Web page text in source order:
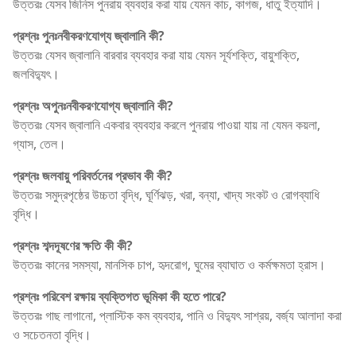
উত্তরঃ যেসব জিনিস পুনরায় ব্যবহার করা যায় যেমন কাচ, কাগজ, ধাতু ইত্যাদি।
প্রশ্নঃ পুনঃনবীকরণযোগ্য জ্বালানি কী?
উত্তরঃ যেসব জ্বালানি বারবার ব্যবহার করা যায় যেমন সূর্যশক্তি, বায়ুশক্তি,
জলবিদ্যুৎ।
প্রশ্নঃ অপুনঃনবীকরণযোগ্য জ্বালানি কী?
উত্তরঃ যেসব জ্বালানি একবার ব্যবহার করলে পুনরায় পাওয়া যায় না যেমন কয়লা,
গ্যাস, তেল।
প্রশ্নঃ জলবায়ু পরিবর্তনের প্রভাব কী কী?
উত্তরঃ সমুদ্রপৃষ্ঠের উচ্চতা বৃদ্ধি, ঘূর্ণিঝড়, খরা, বন্যা, খাদ্য সংকট ও রোগব্যাধি
বৃদ্ধি।
প্রশ্নঃ শব্দদূষণের ক্ষতি কী কী?
উত্তরঃ কানের সমস্যা, মানসিক চাপ, হৃদরোগ, ঘুমের ব্যাঘাত ও কর্মক্ষমতা হ্রাস।
প্রশ্নঃ পরিবেশ রক্ষায় ব্যক্তিগত ভূমিকা কী হতে পারে?
উত্তরঃ গাছ লাগানো, প্লাস্টিক কম ব্যবহার, পানি ও বিদ্যুৎ সাশ্রয়, বর্জ্য আলাদা করা
ও সচেতনতা বৃদ্ধি।